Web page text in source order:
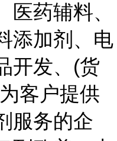
医药辅料、
添加剂、电
开发、(货
客户提供
服务的企